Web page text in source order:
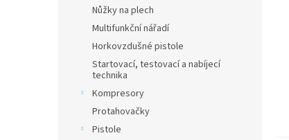
Nůžky na plech
Multifunkční nářadí
Horkovzdušné pistole
Startovací, testovací a nabíjecí
technika
Kompresory
Protahovačky
Pistole